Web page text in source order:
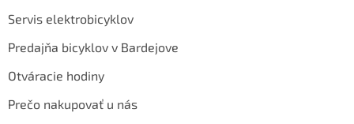
Servis elektrobicyklov
Predajňa bicyklov v Bardejove
Otváracie hodiny
Prečo nakupovať u nás